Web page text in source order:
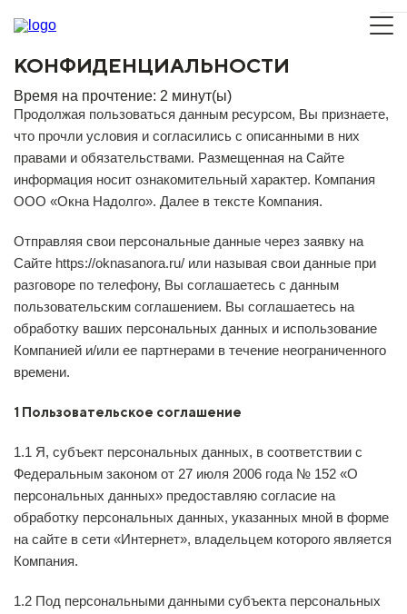
ПОЛИТИКА
КОНФИДЕНЦИАЛЬНОСТИ
Время на прочтение: 2 минут(ы)
Продолжая пользоваться данным ресурсом, Вы признаете,
что прочли условия и согласились с описанными в них
правами и обязательствами. Размещенная на Сайте
информация носит ознакомительный характер. Компания
ООО «Окна Надолго». Далее в тексте Компания.
Отправляя свои персональные данные через заявку на
Сайте https://oknasanora.ru/ или называя свои данные при
разговоре по телефону, Вы соглашаетесь с данным
пользовательским соглашением. Вы соглашаетесь на
обработку ваших персональных данных и использование
Компанией и/или ее партнерами в течение неограниченного
времени.
1 Пользовательское соглашение
1.1 Я, субъект персональных данных, в соответствии с
Федеральным законом от 27 июля 2006 года № 152 «О
персональных данных» предоставляю согласие на
обработку персональных данных, указанных мной в форме
на сайте в сети «Интернет», владельцем которого является
Компания.
1.2 Под персональными данными субъекта персональных